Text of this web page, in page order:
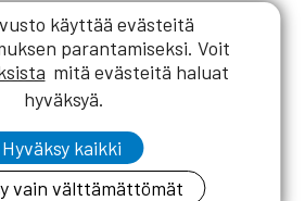
uusi laki tuo tullessaan?”
, Talonrakennusteollisuus ry.
vaikuttaa?”
käyttää evästeitä
parantamiseksi. Voit
mitä evästeitä haluat
hyväksyä.
Hyväksy kaikki
vain välttämättömät